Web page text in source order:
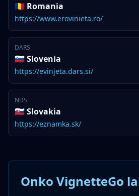
🇷🇴 Romania
https://www.erovinieta.ro/
DARS
🇸🇮 Slovenia
https://evinjeta.dars.si/
NDS
🇸🇰 Slovakia
https://eznamka.sk/
Onko VignetteGo